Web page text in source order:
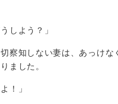
しよう？」
察知しない妻は、あっけな
ました。
！」